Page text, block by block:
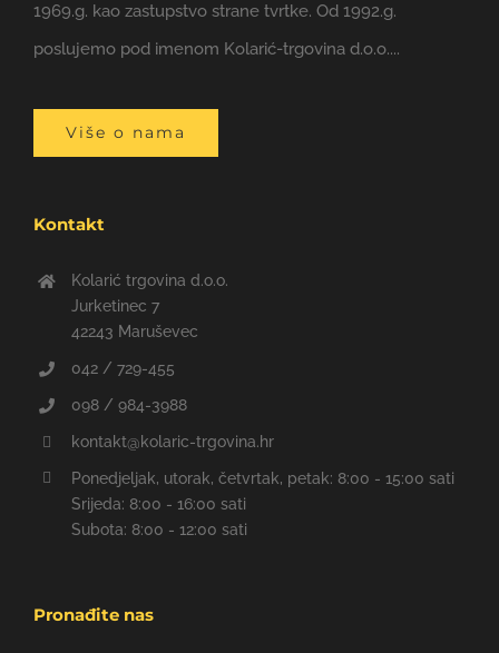
1969.g. kao zastupstvo strane tvrtke. Od 1992.g.
poslujemo pod imenom Kolarić-trgovina d.o.o....
Više o nama
Kontakt
Kolarić trgovina d.o.o.
Jurketinec 7
42243 Maruševec
042 / 729-455
098 / 984-3988
kontakt@kolaric-trgovina.hr
Ponedjeljak, utorak, četvrtak, petak: 8:00 - 15:00 sati
Srijeda: 8:00 - 16:00 sati
Subota: 8:00 - 12:00 sati
Pronađite nas